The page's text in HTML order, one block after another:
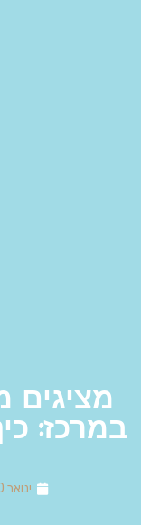
במרכז:
ינואר 10, 2024